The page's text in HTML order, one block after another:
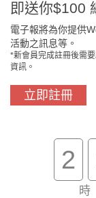
門
關於
客戶
幫助
即送你$100
電子報將為你提供
活動之訊息等。
*新會員完成註冊後需
資訊。
立即註冊
2
時